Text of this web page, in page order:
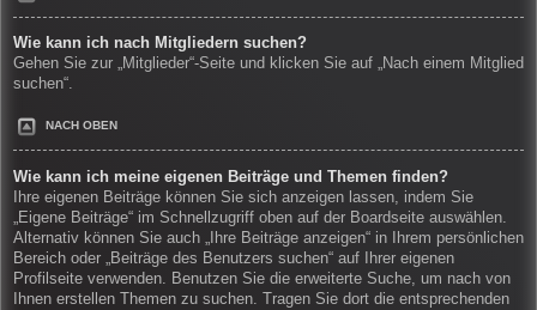
Wie kann ich nach Mitgliedern suchen?
Gehen Sie zur „Mitglieder“-Seite und klicken Sie auf „Nach einem Mitglied
suchen“.
NACH OBEN
Wie kann ich meine eigenen Beiträge und Themen finden?
Ihre eigenen Beiträge können Sie sich anzeigen lassen, indem Sie
„Eigene Beiträge“ im Schnellzugriff oben auf der Boardseite auswählen.
Alternativ können Sie auch „Ihre Beiträge anzeigen“ in Ihrem persönlichen
Bereich oder „Beiträge des Benutzers suchen“ auf Ihrer eigenen
Profilseite verwenden. Benutzen Sie die erweiterte Suche, um nach von
Ihnen erstellen Themen zu suchen. Tragen Sie dort die entsprechenden